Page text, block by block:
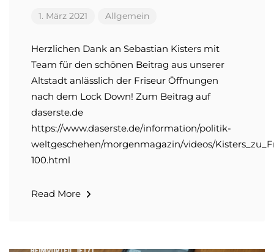
1. März 2021 Allgemein
Herzlichen Dank an Sebastian Kisters mit
Team für den schönen Beitrag aus unserer
Altstadt anlässlich der Friseur Öffnungen
nach dem Lock Down! Zum Beitrag auf
daserste.de
https://www.daserste.de/information/politik-
weltgeschehen/morgenmagazin/videos/
100.html
Read More